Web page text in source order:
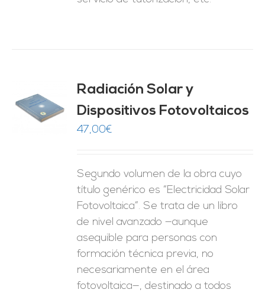
Radiación Solar y
Dispositivos Fotovoltaicos
47,00€
Segundo volumen de la obra cuyo
título genérico es “Electricidad Solar
Fotovoltaica”. Se trata de un libro
de nivel avanzado —aunque
asequible para personas con
formación técnica previa, no
necesariamente en el área
fotovoltaica—, destinado a todos